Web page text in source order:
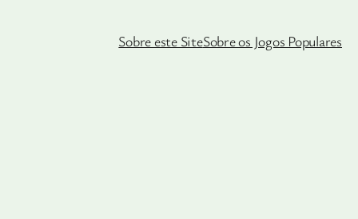
Sobre este SiteSobre os Jogos Populares